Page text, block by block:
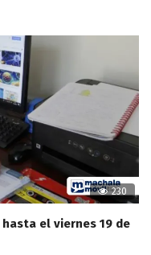
230
el viernes 19 de